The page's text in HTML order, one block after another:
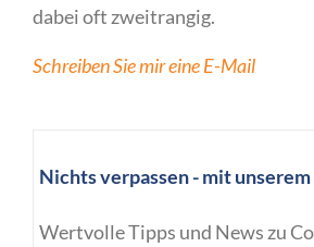
dabei oft zweitrangig.
Schreiben Sie mir eine E-Mail
Nichts verpassen - mit
Wertvolle Tipps und News zu